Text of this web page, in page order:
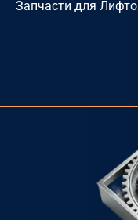
Перейти
Запчасти для